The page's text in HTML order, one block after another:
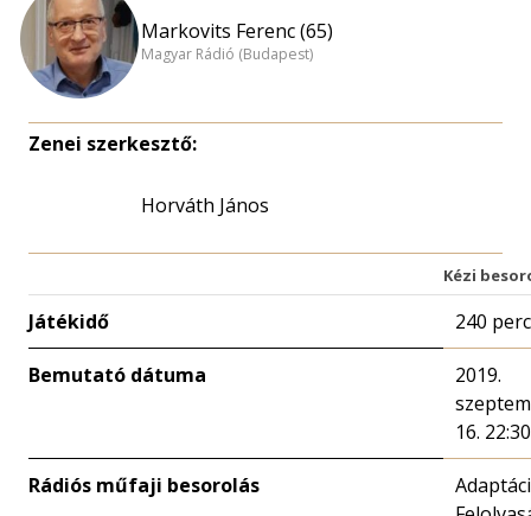
Markovits Ferenc (65)
Magyar Rádió (Budapest)
Zenei szerkesztő:
Horváth János
Kézi
Játékidő 240 perc
Bemutató dátuma
2019.
16. 22:30
Rádiós műfaji besorolás